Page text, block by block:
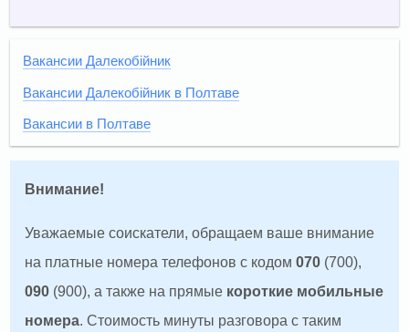
Вакансии Далекобійник
Вакансии Далекобійник в Полтаве
Вакансии в Полтаве
Внимание!
Уважаемые соискатели, обращаем ваше внимание
на платные номера телефонов с кодом070 (700),
090 (900), а также на прямые короткие мобильные
номера. Стоимость минуты разговора с таким